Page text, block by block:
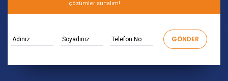
çözümler sunalım!